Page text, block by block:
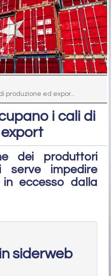
produzione ed expor...
i cali di
dei produttori
serve impedire
in eccesso dalla
siderweb